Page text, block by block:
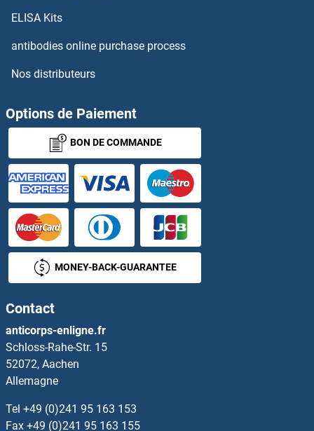
G3BP1 Kits ELISA
G6PC Kits ELISA
GAA Kits ELISA
GAB2 Kits ELISA
GABA Kits ELISA
GABARAP Kits ELISA
GABARAPL2 Kits ELISA
GABBR2 Kits ELISA
GABPA Kits ELISA
ELISA Kits
antibodies online purchase process
Nos distributeurs
Options de Paiement
BON DE COMMANDE
MONEY-BACK-GUARANTEE
Contact
anticorps-enligne.fr
Schloss-Rahe-Str. 15
52072, Aachen
Allemagne
Tel +49 (0)241 95 163 153
Fax +49 (0)241 95 163 155